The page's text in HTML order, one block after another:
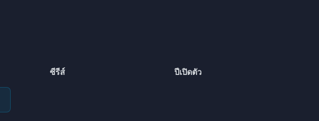
ซีรีส์ ปีเปิดตัว